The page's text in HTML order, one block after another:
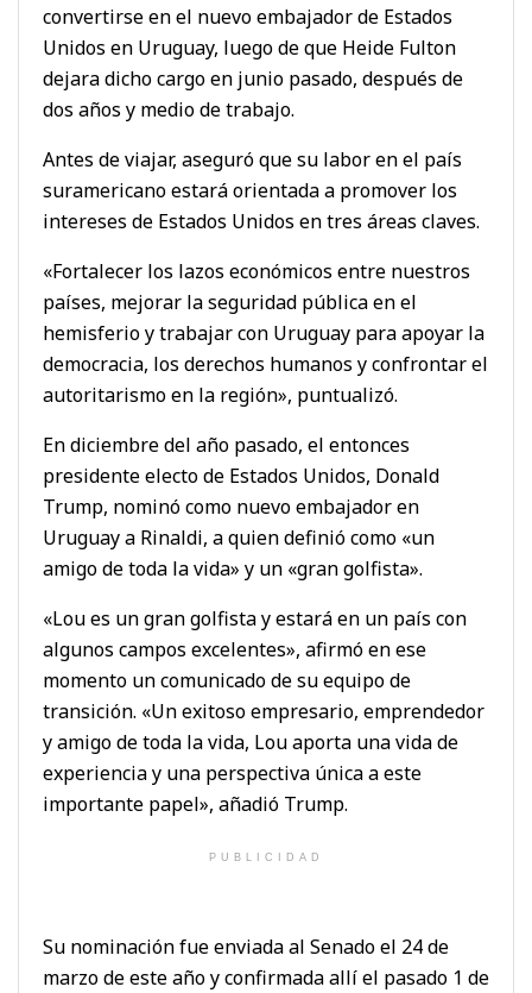
convertirse en el nuevo embajador de Estados
Unidos en Uruguay, luego de que Heide Fulton
dejara dicho cargo en junio pasado, después de
dos años y medio de trabajo.
Antes de viajar, aseguró que su labor en el país
suramericano estará orientada a promover los
intereses de Estados Unidos en tres áreas claves.
«Fortalecer los lazos económicos entre nuestros
países, mejorar la seguridad pública en el
hemisferio y trabajar con Uruguay para apoyar la
democracia, los derechos humanos y confrontar el
autoritarismo en la región», puntualizó.
En diciembre del año pasado, el entonces
presidente electo de Estados Unidos, Donald
Trump, nominó como nuevo embajador en
Uruguay a Rinaldi, a quien definió como «un
amigo de toda la vida» y un «gran golfista».
«Lou es un gran golfista y estará en un país con
algunos campos excelentes», afirmó en ese
momento un comunicado de su equipo de
transición. «Un exitoso empresario, emprendedor
y amigo de toda la vida, Lou aporta una vida de
experiencia y una perspectiva única a este
importante papel», añadió Trump.
PUBLICIDAD
Su nominación fue enviada al Senado el 24 de
marzo de este año y confirmada allí el pasado 1 de